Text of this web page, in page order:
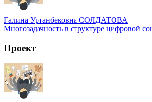
Галина Уртанбековна СОЛДАТОВА
Многозадачность в структуре цифровой
Проект